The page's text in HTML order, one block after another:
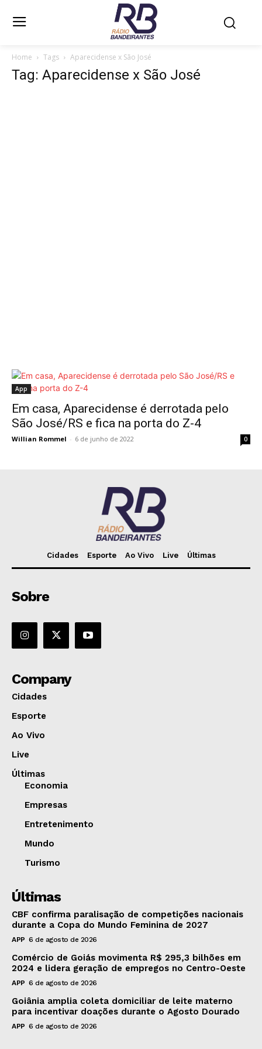
Home Tags Aparecidense x São José
Tag: Aparecidense x São José
App
Em casa, Aparecidense é derrotada pelo
São José/RS e fica na porta do Z-4
Willian Rommel - 6 de junho de 2022 0
Cidades Esporte Ao Vivo Live Últimas
Sobre
Company
Cidades
Esporte
Ao Vivo
Live
Últimas
Economia
Empresas
Entretenimento
Mundo
Turismo
Últimas
CBF confirma paralisação de competições nacionais
durante a Copa do Mundo Feminina de 2027
APP 6 de agosto de 2026
Comércio de Goiás movimenta R$ 295,3 bilhões em
2024 e lidera geração de empregos no Centro-Oeste
APP 6 de agosto de 2026
Goiânia amplia coleta domiciliar de leite materno
para incentivar doações durante o Agosto Dourado
APP 6 de agosto de 2026